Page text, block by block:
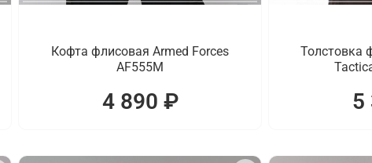
Кофта флисовая Armed Forces
AF555M
4 890 ₽
Толстовка
5